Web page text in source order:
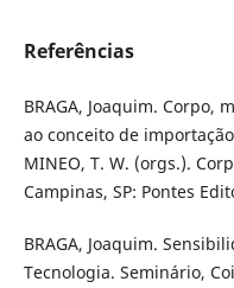
Referências
BRAGA, Joaquim. Corpo,
ao conceito de
MINEO, T. W. (orgs.).
Campinas, SP: Pontes
BRAGA, Joaquim.
Tecnologia. Seminário,